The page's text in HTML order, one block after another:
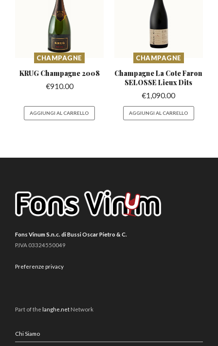
CHAMPAGNE
KRUG Champagne 2008
€910.00
AGGIUNGI AL CARRELLO
CHAMPAGNE
Champagne La Cote Faron
SELOSSE Lieux Dits
€1,090.00
AGGIUNGI AL CARRELLO
Fons Vinum S.n.c. di Bussi Oscar Pietro & C.
P.IVA 03324550049
Preferenze privacy
Part of thelanghe.net Network
Chi Siamo